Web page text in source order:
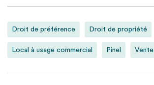
Droit de préférence Droit de propriété
Local à usage commercial Pinel Vente